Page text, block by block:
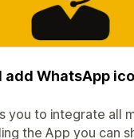
WhatsApp
you to integrate all
the App you can